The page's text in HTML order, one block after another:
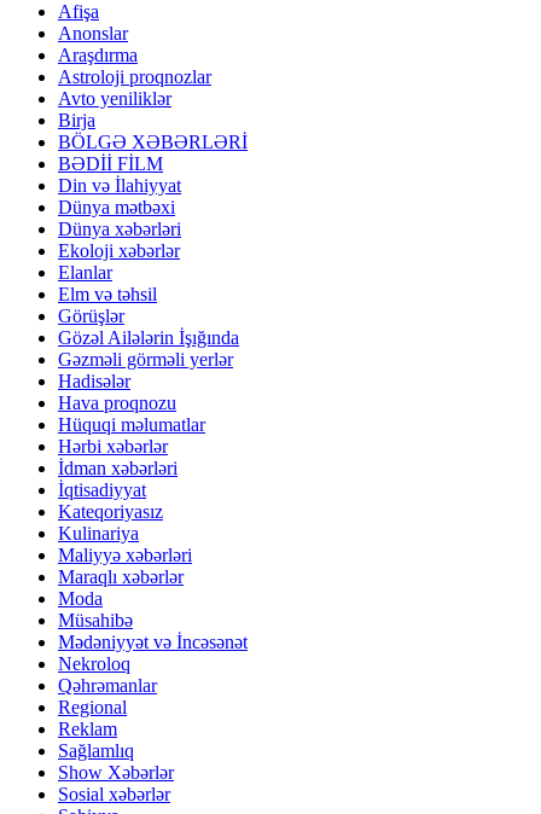
Afişa
Anonslar
Araşdırma
Astroloji proqnozlar
Avto yeniliklər
Birja
BÖLGƏ XƏBƏRLƏRİ
BƏDİİ FİLM
Din və İlahiyyat
Dünya mətbəxi
Dünya xəbərləri
Ekoloji xəbərlər
Elanlar
Elm və təhsil
Görüşlər
Gözəl Ailələrin İşığında
Gəzməli görməli yerlər
Hadisələr
Hava proqnozu
Hüquqi məlumatlar
Hərbi xəbərlər
İdman xəbərləri
İqtisadiyyat
Kateqoriyasız
Kulinariya
Maliyyə xəbərləri
Maraqlı xəbərlər
Moda
Müsahibə
Mədəniyyət və İncəsənət
Nekroloq
Qəhrəmanlar
Regional
Reklam
Sağlamlıq
Show Xəbərlər
Sosial xəbərlər